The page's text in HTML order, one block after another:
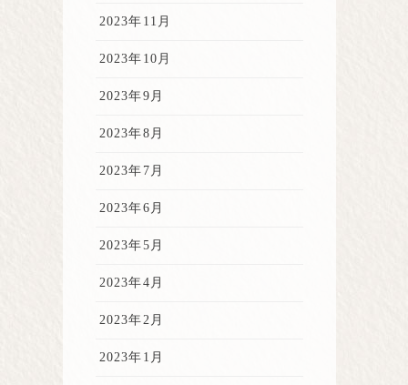
2023年11月
2023年10月
2023年9月
2023年8月
2023年7月
2023年6月
2023年5月
2023年4月
2023年2月
2023年1月